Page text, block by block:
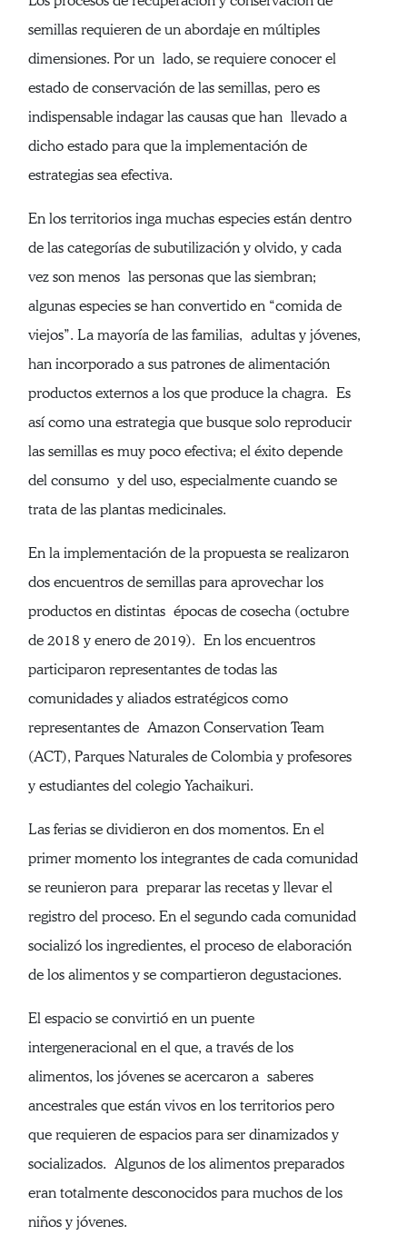
semillas requieren de un abordaje en múltiples
dimensiones. Por un lado, se requiere conocer el
estado de conservación de las semillas, pero es
indispensable indagar las causas que han llevado a
dicho estado para que la implementación de
estrategias sea efectiva.
En los territorios inga muchas especies están dentro
de las categorías de subutilización y olvido, y cada
vez son menos las personas que las siembran;
algunas especies se han convertido en “comida de
viejos”. La mayoría de las familias, adultas y jóvenes,
han incorporado a sus patrones de alimentación
productos externos a los que produce la chagra. Es
así como una estrategia que busque solo reproducir
las semillas es muy poco efectiva; el éxito depende
del consumo y del uso, especialmente cuando se
trata de las plantas medicinales.
En la implementación de la propuesta se realizaron
dos encuentros de semillas para aprovechar los
productos en distintas épocas de cosecha (octubre
de 2018 y enero de 2019). En los encuentros
participaron representantes de todas las
comunidades y aliados estratégicos como
representantes de Amazon Conservation Team
(ACT), Parques Naturales de Colombia y profesores
y estudiantes del colegio Yachaikuri.
Las ferias se dividieron en dos momentos. En el
primer momento los integrantes de cada comunidad
se reunieron para preparar las recetas y llevar el
registro del proceso. En el segundo cada comunidad
socializó los ingredientes, el proceso de elaboración
de los alimentos y se compartieron degustaciones.
El espacio se convirtió en un puente
intergeneracional en el que, a través de los
alimentos, los jóvenes se acercaron a saberes
ancestrales que están vivos en los territorios pero
que requieren de espacios para ser dinamizados y
socializados. Algunos de los alimentos preparados
eran totalmente desconocidos para muchos de los
niños y jóvenes.